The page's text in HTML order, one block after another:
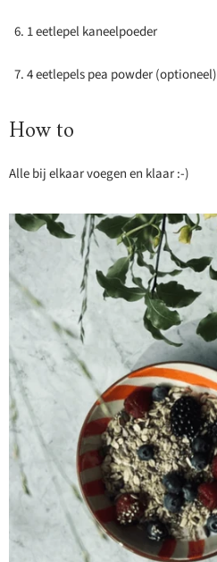
1 eetlepel kaneelpoeder
4 eetlepels pea powder (optioneel)
How to
Alle bij elkaar voegen en klaar :-)